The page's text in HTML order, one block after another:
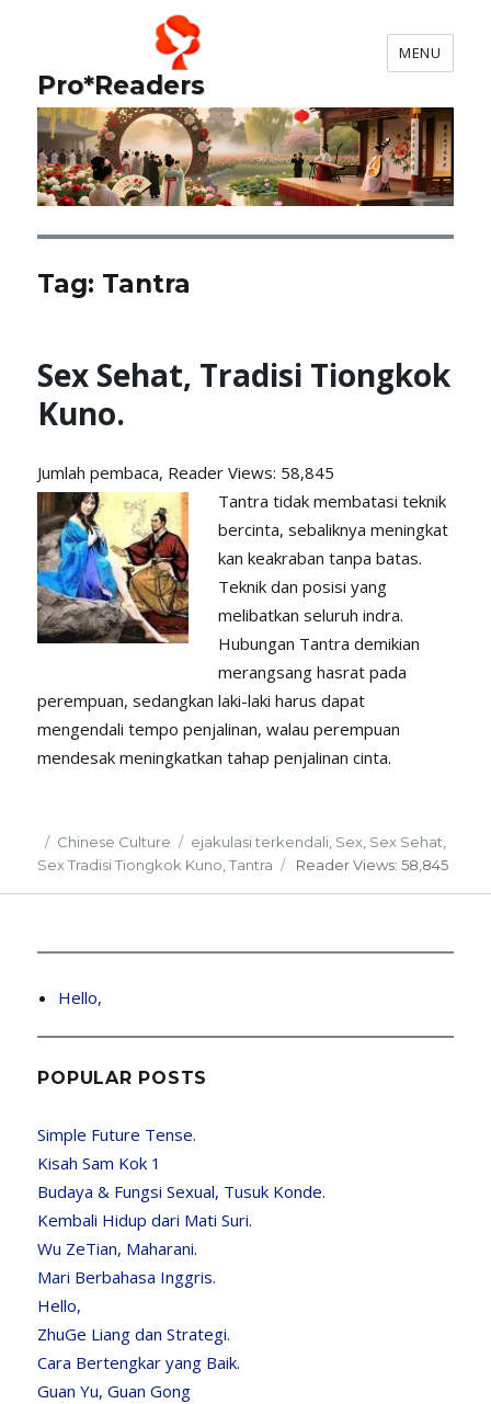
Pro*Readers
MENU
Tag: Tantra
Sex Sehat, Tradisi Tiongkok
Kuno.
Jumlah pembaca, ReaderViews: 58,845
Tantra tidak membatasi teknik
bercinta, sebaliknya meningkat
kan keakraban tanpa batas.
Teknik dan posisi yang
melibatkan seluruh indra.
Hubungan Tantra demikian
merangsang hasrat pada
perempuan, sedangkan laki-laki harus dapat
mengendali tempo penjalinan, walau perempuan
mendesak meningkatkan tahap penjalinan cinta.
Posted
on
Categories
Chinese Culture Tags
ejakulasi terkendali Sex Sex Sehat
Sex Tradisi Tiongkok Kuno ,Tantra ReaderViews: 58,845
Hello,
POPULAR POSTS
Simple Future Tense.
Kisah Sam Kok 1
Budaya & Fungsi Sexual, Tusuk Konde.
Kembali Hidup dari Mati Suri.
Wu ZeTian, Maharani.
Mari Berbahasa Inggris.
Hello,
ZhuGe Liang dan Strategi.
Cara Bertengkar yang Baik.
Guan Yu, Guan Gong